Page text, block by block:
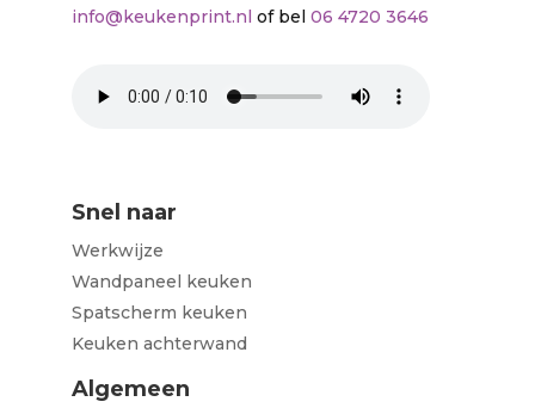
info@keukenprint.nl of bel 06 4720 3646
Snel naar
Werkwijze
Wandpaneel keuken
Spatscherm keuken
Keuken achterwand
Algemeen